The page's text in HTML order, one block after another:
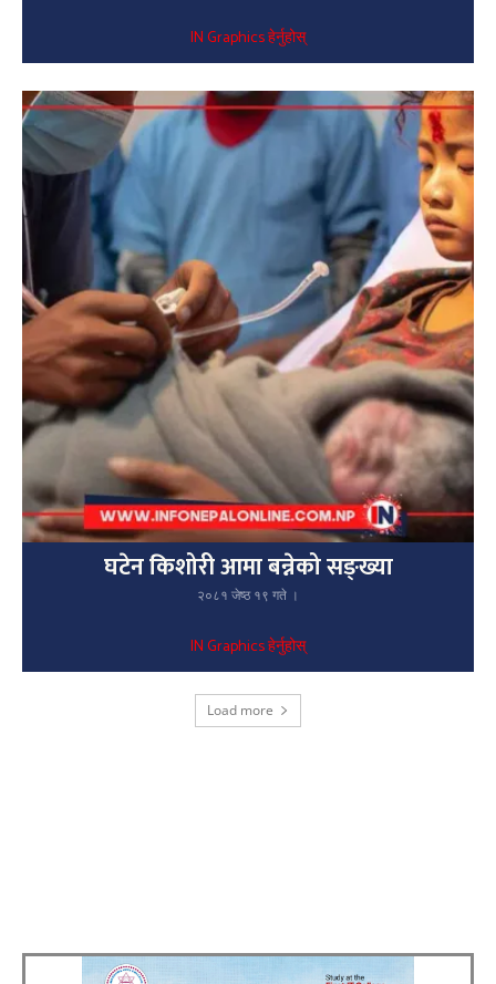
IN Graphics हेर्नुहोस्
घटेन किशोरी आमा बन्नेको सङ्ख्या
२०८१ जेष्ठ १९ गते ।
IN Graphics हेर्नुहोस्
Load more